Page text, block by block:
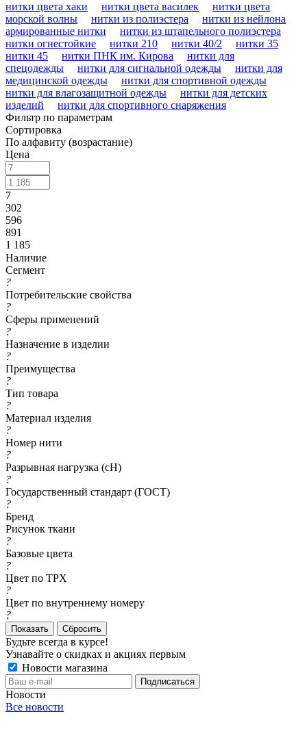
нитки цвета хаки нитки цвета василек
нитки цвета
морской волны
нитки из полиэстера
нитки из нейлона
армированные нитки
нитки из штапельного полиэстера
нитки огнестойкие
нитки 210 нитки 40/2
нитки 35
нитки 45
нитки ПНК им. Кирова
нитки для
спецодежды
нитки для сигнальной одежды
нитки для
медицинской одежды
нитки для спортивной одежды
нитки для влагозащитной одежды
нитки для детских
изделий
нитки для спортивного снаряжения
Фильтр по параметрам
Сортировка
По алфавиту (возрастание)
Цена
7
302
596
891
1 185
Наличие
Сегмент
?
Потребительские свойства
?
Сферы применений
?
Назначение в изделии
?
Преимущества
?
Тип товара
?
Материал изделия
?
Номер нити
?
Разрывная нагрузка (сН)
?
Государственный стандарт (ГОСТ)
?
Бренд
Рисунок ткани
?
Базовые цвета
?
Цвет по TPX
?
Цвет по внутреннему номеру
?
Сбросить
Будьте всегда в курсе!
Узнавайте о скидках и акциях первым
Новости магазина
Новости
Все новости